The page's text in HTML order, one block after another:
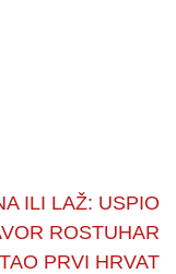
ILI LAŽ: USPIO
ROSTUHAR
PRVI HRVAT